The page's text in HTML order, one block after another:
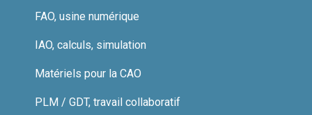
FAO, usine numérique
IAO, calculs, simulation
Matériels pour la CAO
PLM / GDT, travail collaboratif